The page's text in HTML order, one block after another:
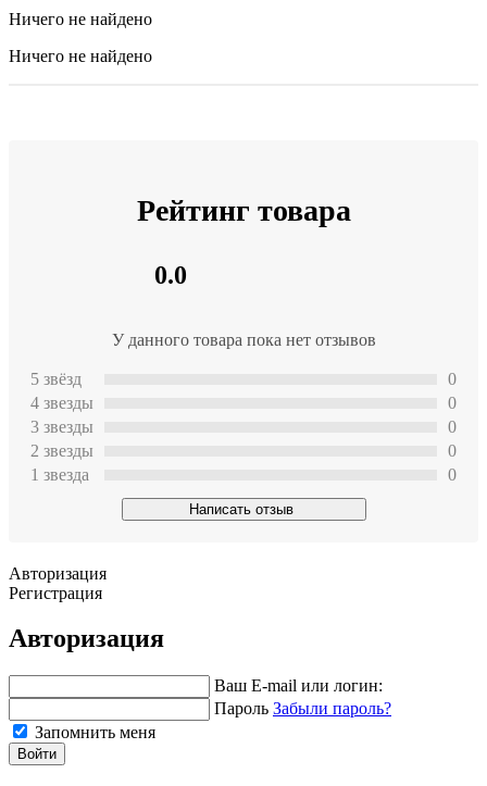
Ничего не найдено
Ничего не найдено
Рейтинг товара
0.0
У данного товара пока нет отзывов
5 звёзд
4 звeзды
3 звeзды
2 звeзды
1 звeзда
0
0
0
0
0
Написать отзыв
Авторизация
Регистрация
Авторизация
Ваш E-mail или логин:
Пароль Забыли пароль?
Запомнить меня
Войти